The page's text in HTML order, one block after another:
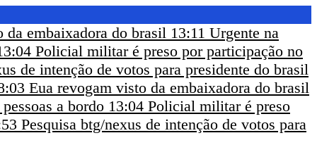
da embaixadora do brasil 13:11 Urgente na
Policial militar é preso por participação no
de intenção de votos para presidente do brasil
Eua revogam visto da embaixadora do brasil
a bordo 13:04 Policial militar é preso
Pesquisa btg/nexus de intenção de votos para